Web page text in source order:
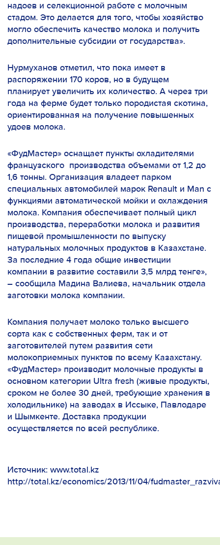
надоев и селекционной работе с молочным
стадом. Это делается для того, чтобы хозяйство
могло обеспечить качество молока и получить
дополнительные субсидии от государства».
Нурмуханов отметил, что пока имеет в
распоряжении 170 коров, но в будущем
планирует увеличить их количество. А через три
года на ферме будет только породистая скотина,
ориентированная на получение повышенных
удоев молока.
«ФудМастер» оснащает пункты охладителями
французского производства объемами от 1,2 до
1,6 тонны. Организация владеет парком
специальных автомобилей марок Renault и Man с
функциями автоматической мойки и охлаждения
молока. Компания обеспечивает полный цикл
производства, переработки молока и развития
пищевой промышленности по выпуску
натуральных молочных продуктов в Казахстане.
За последние 4 года общие инвестиции
компании в развитие составили 3,5 млрд тенге»,
– сообщила Мадина Валиева, начальник отдела
заготовки молока компании.
Компания получает молоко только высшего
сорта как с собственных ферм, так и от
заготовителей путем развития сети
молокоприемных пунктов по всему Казахстану.
«ФудМастер» производит молочные продукты в
основном категории Ultra fresh (живые продукты,
сроком не более 30 дней, требующие хранения в
холодильнике) на заводах в Иссыке, Павлодаре
и Шымкенте. Доставка продукции
осуществляется по всей республике.
Источник: www.total.kz
http://total.kz/economics/2013/11/04/